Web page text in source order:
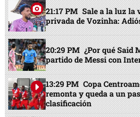
21:17 PM Sale a la luz la
privada de Vozinha:
20:29 PM ¿Por qué Said
partido de Messi con
13:29 PM Copa
remonta y queda a un
clasificación